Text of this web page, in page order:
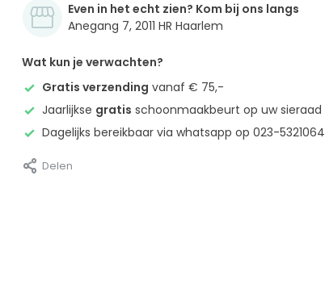
Even in het echt zien? Kom bij ons langs
Anegang 7, 2011 HR Haarlem
Wat kun je verwachten?
Gratis verzending vanaf € 75,-
Jaarlijkse gratis schoonmaakbeurt op uw sieraad
Dagelijks bereikbaar via whatsapp op 023-5321064
Delen